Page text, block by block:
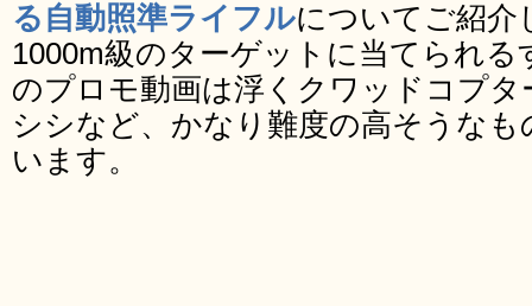
る自動照準ライフルについてご紹介
1000m級のターゲットに当てられ
のプロモ動画は浮くクワッドコプ
シシなど、かなり難度の高そうな
います。